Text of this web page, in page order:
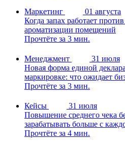
Маркетинг
01 августа
Когда запах работает
ароматизации помещений
Прочтёте за 3 мин.
Менеджмент
31 июля
Новая форма единой
маркировке: что ожидает
Прочтёте за 3 мин.
Кейсы
31 июля
Повышение среднего чека
зарабатывать больше с
Прочтёте за 4 мин.